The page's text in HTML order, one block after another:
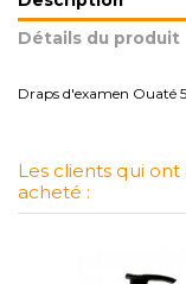
Détails du produit
Draps d'examen Ouaté
Les clients qui
acheté :